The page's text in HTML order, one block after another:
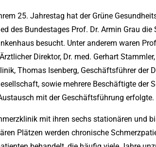
25. Jahrestag hat der Grüne
des Bundestages Prof. Dr. Armin Grau die
besucht. Unter anderem waren
Direktor, Dr. med. Gerhart
Thomas Isenberg, Geschäftsführer der
sowie mehrere Beschäftigte der
mit der Geschäftsführung erfolgte.
mit ihren sechs stationären und
Plätzen werden chronische